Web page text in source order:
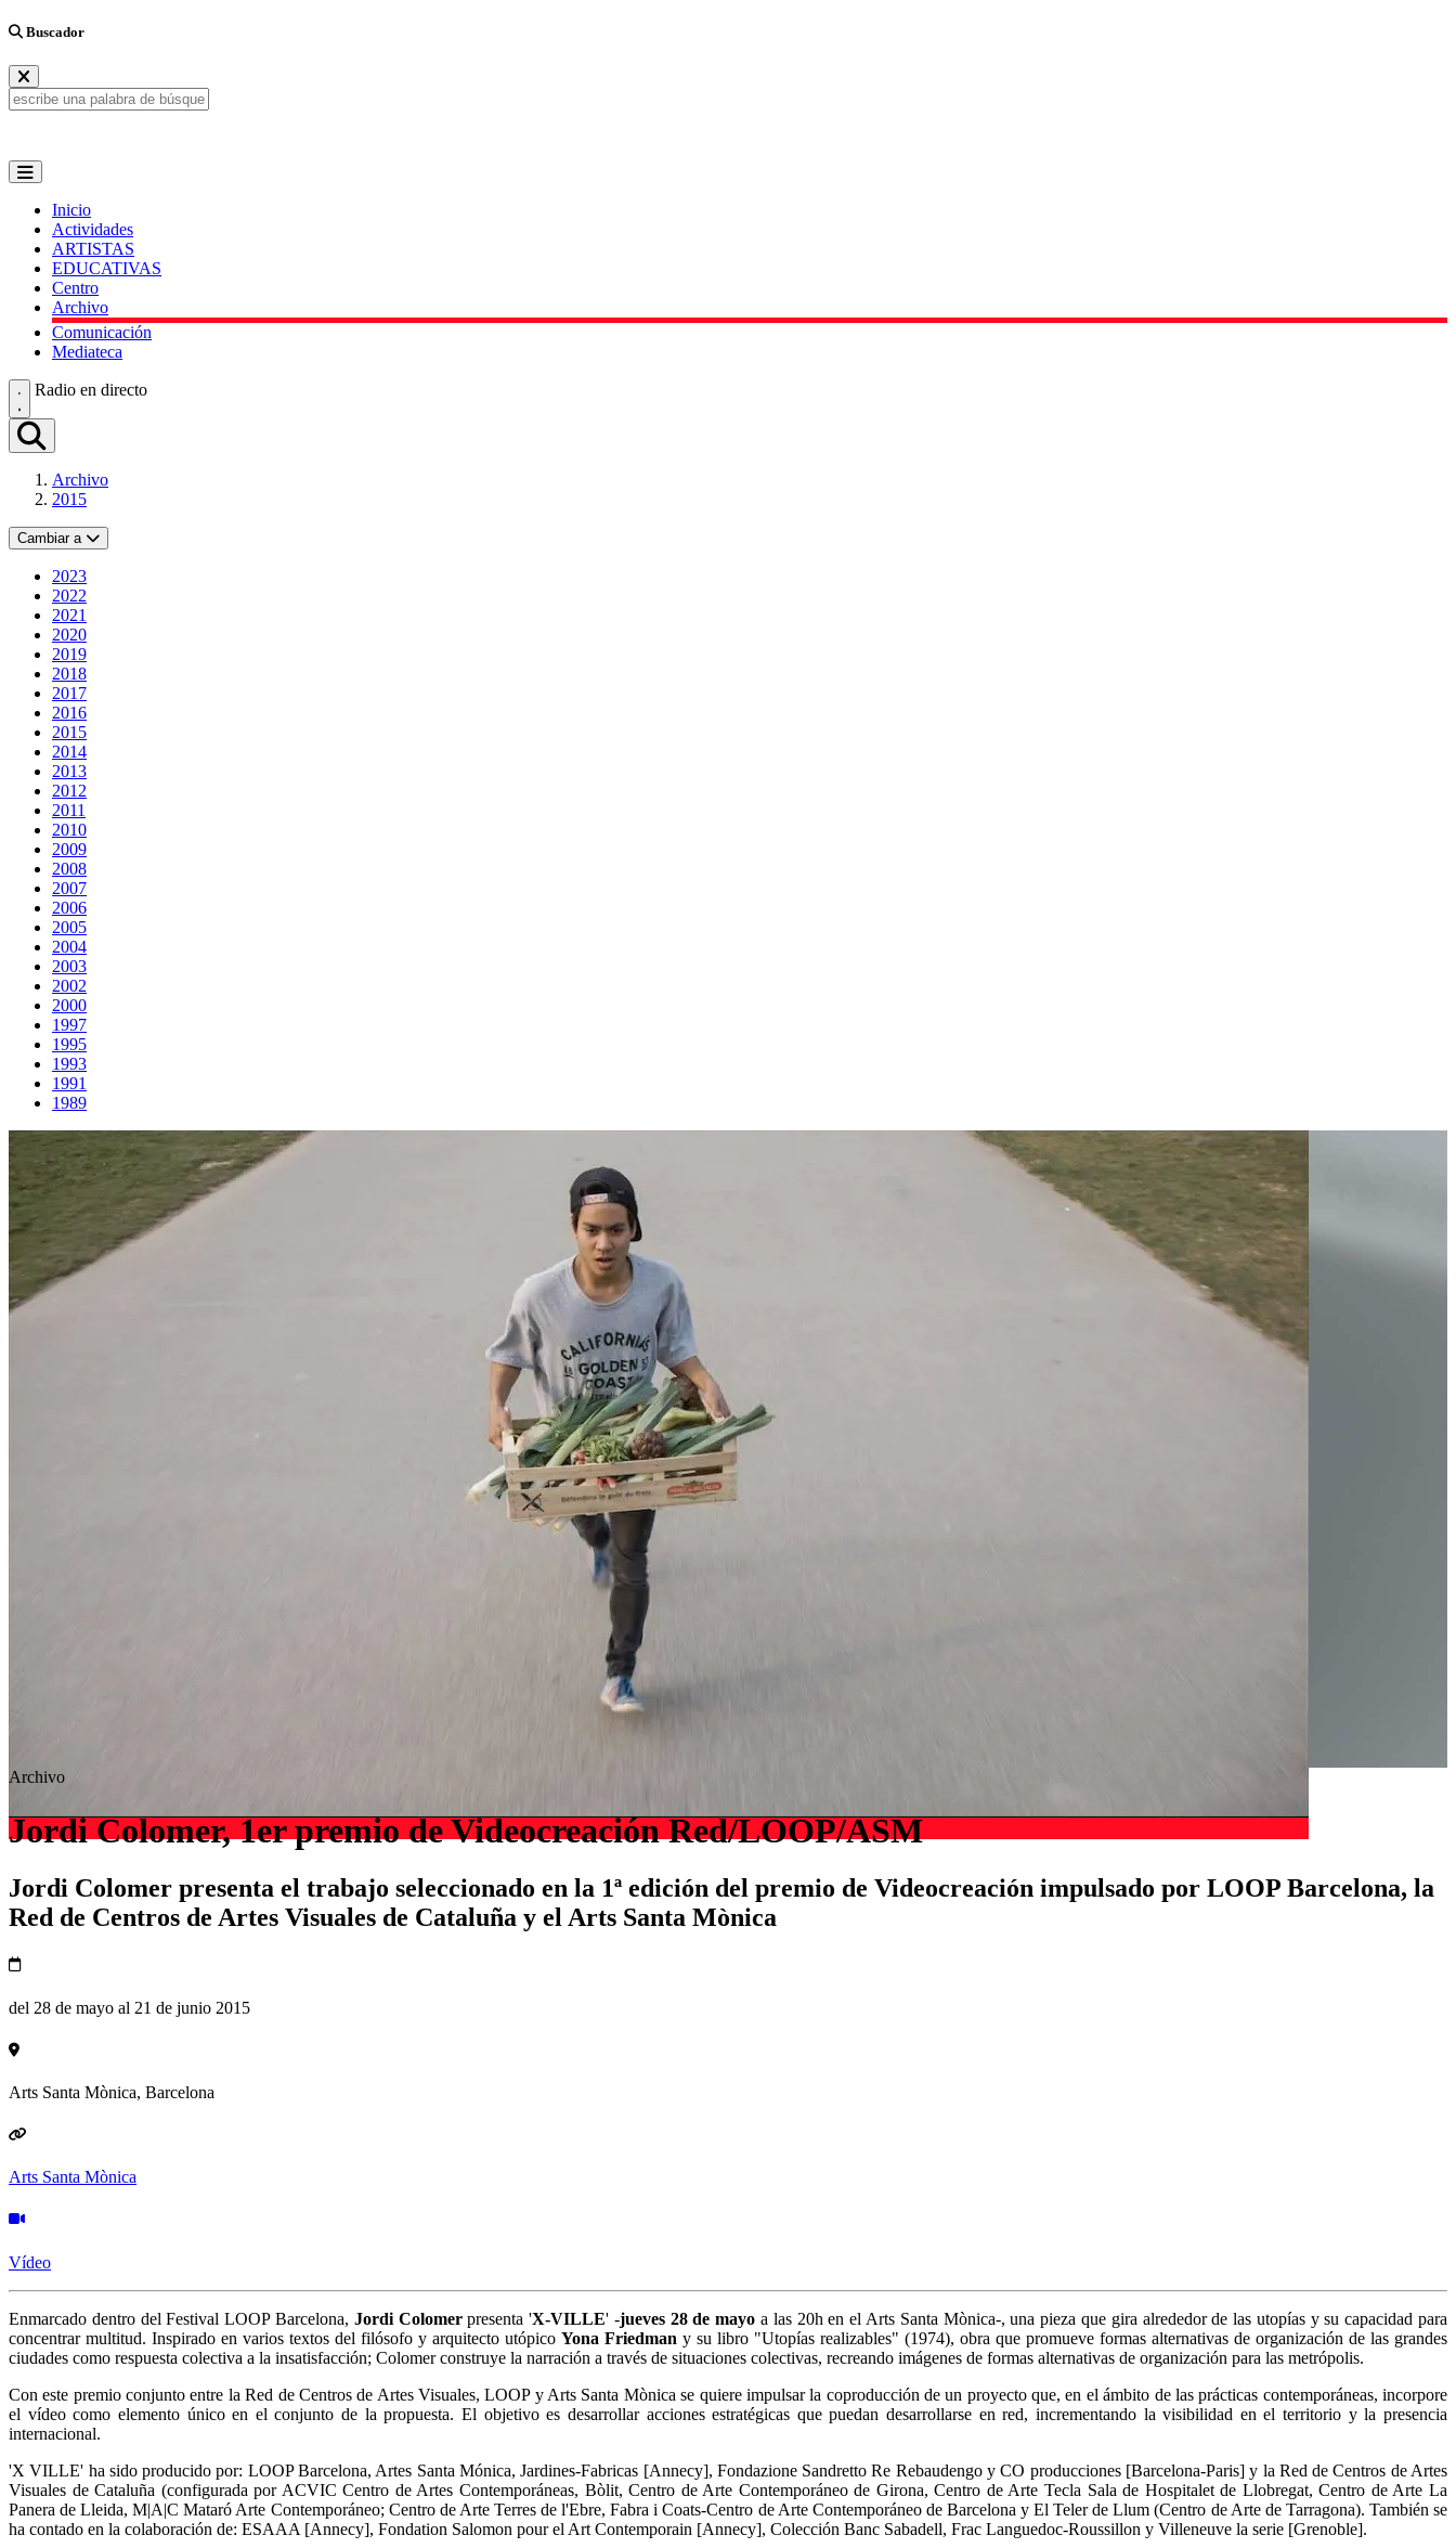
Buscador
Inicio
Actividades
ARTISTAS
EDUCATIVAS
Centro
Archivo
Comunicación
Mediateca
Radio en directo
Archivo
2015
Cambiar a
2023
2022
2021
2020
2019
2018
2017
2016
2015
2014
2013
2012
2011
2010
2009
2008
2007
2006
2005
2004
2003
2002
2000
1997
1995
1993
1991
1989
Archivo
Jordi Colomer, 1er premio de Videocreación Red/LOOP/ASM
Jordi Colomer presenta el trabajo seleccionado en la 1ª edición del premio de Videocreación impulsado por LOOP Barcelona, ​​la
Red de Centros de Artes Visuales de Cataluña y el Arts Santa Mònica
del 28 de mayo al 21 de junio 2015
Arts Santa Mònica, Barcelona
Arts Santa Mònica
Vídeo
Enmarcado dentro del Festival LOOP Barcelona, ​​ Jordi Colomerpresenta 'X-VILLE' -jueves 28 de mayo a las 20h en el Arts Santa Mònica-, una pieza que gira alrededor de las utopías y su capacidad para
concentrar multitud. Inspirado en varios textos del filósofo y arquitecto utópico Yona Friedman y su libro "Utopías realizables" (1974), obra que promueve formas alternativas de organización de las grandes
ciudades como respuesta colectiva a la insatisfacción; Colomer construye la narración a través de situaciones colectivas, recreando imágenes de formas alternativas de organización para las metrópolis.
Con este premio conjunto entre la Red de Centros de Artes Visuales, LOOP y Arts Santa Mònica se quiere impulsar la coproducción de un proyecto que, en el ámbito de las prácticas contemporáneas, incorpore
el vídeo como elemento único en el conjunto de la propuesta. El objetivo es desarrollar acciones estratégicas que puedan desarrollarse en red, incrementando la visibilidad en el territorio y la presencia
internacional.
'X VILLE' ha sido producido por: LOOP Barcelona, ​​Artes Santa Mónica, Jardines-Fabricas [Annecy], Fondazione Sandretto Re Rebaudengo y CO producciones [Barcelona-Paris] y la Red de Centros de Artes
Visuales de Cataluña (configurada por ACVIC Centro de Artes Contemporáneas, Bòlit, Centro de Arte Contemporáneo de Girona, Centro de Arte Tecla Sala de Hospitalet de Llobregat, Centro de Arte La
Panera de Lleida, M|A|C Mataró Arte Contemporáneo; Centro de Arte Terres de l'Ebre, Fabra i Coats-Centro de Arte Contemporáneo de Barcelona y El Teler de Llum (Centro de Arte de Tarragona). También se
ha contado en la colaboración de: ESAAA [Annecy], Fondation Salomon pour el Art Contemporain [Annecy], Colección Banc Sabadell, Frac Languedoc-Roussillon y Villeneuve la serie [Grenoble].